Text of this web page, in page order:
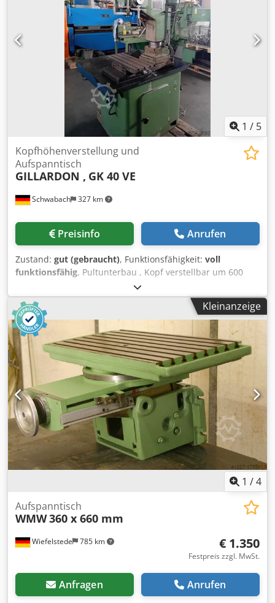
1 / 5
Schwabach 327 km
Kopfhöhenverstellung und
Aufspanntisch
GILLARDON , GK 40 VE
Preisinfo Anrufen
Zustand: gut (gebraucht), Funktionsfähigkeit: voll
funktionsfähig, Pultunterbau , Kopf verstellbar um 600
mm Bohrleistung 40 mm 2 Drehzahl-Bereiche, stufenlos 60
– 1600 U/min 3 Vorschübe 0,1 / 0,16 / 0,25 mm/U
Aufnahme MK 4 Ausladung ca. 330 mm Spindelhub 220
mm Dodpjzixglefx Andjck Gewicht geschätzt 1 to (Hier als
Muster aufgebaut : 1-Achs-Tisch mit Querweg 250 mm ,
Aufspannfläche 600 x 240 mm)
Kleinanzeige
1 /4
Wiefelstede 785 km
Aufspanntisch
WMW360 x 660 mm
€ 1.350
Festpreis zzgl. MwSt.
Anfragen Anrufen